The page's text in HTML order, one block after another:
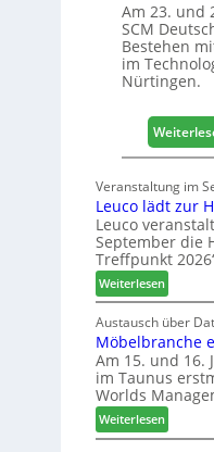
Am 23. und
SCM
Bestehen
im
Nürtingen.
Veranstaltung im
Leuco lädt zur
Leuco
September die
Treffpunkt
Weiterlesen:
L
e
u
c
o
l
ä
d
Austausch über
Möbelbranche
Am 15. und 16.
im Taunus
Worlds
Weiterlesen:
M